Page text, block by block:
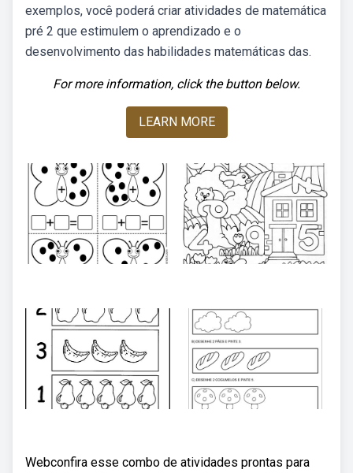
exemplos, você poderá criar atividades de matemática
pré 2 que estimulem o aprendizado e o
desenvolvimento das habilidades matemáticas das.
For more information, click the button below.
LEARN MORE
Webconfira esse combo de atividades prontas para